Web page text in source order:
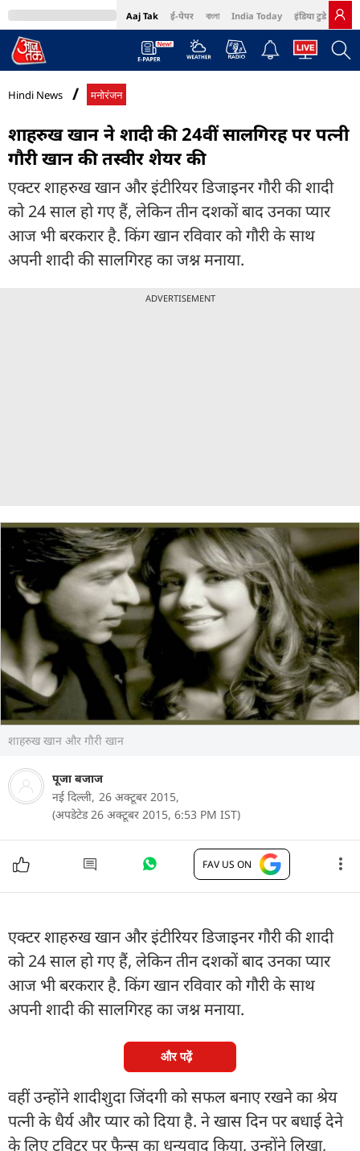
Aaj Tak ई-पेपर বাংলা India Today इंडिया टुडे हिंदी
MumbaiTak Cosmopolitan Harper's Bazaar Northeast
Hindi News मनोरंजन
शाहरुख खान ने शादी की 24वीं सालगिरह पर पत्नी
गौरी खान की तस्वीर शेयर की
एक्टर शाहरुख खान और इंटीरियर डिजाइनर गौरी की शादी
को 24 साल हो गए हैं, लेकिन तीन दशकों बाद उनका प्यार
आज भी बरकरार है. किंग खान रविवार को गौरी के साथ
अपनी शादी की सालगिरह का जश्न मनाया.
ADVERTISEMENT
शाहरुख खान और गौरी खान
पूजा बजाज
नई दिल्ली, 26 अक्टूबर 2015,
(अपडेटेड 26 अक्टूबर 2015, 6:53 PM IST)
FAV US ON
एक्टर शाहरुख खान और इंटीरियर डिजाइनर गौरी की शादी
को 24 साल हो गए हैं, लेकिन तीन दशकों बाद उनका प्यार
आज भी बरकरार है. किंग खान रविवार को गौरी के साथ
अपनी शादी की सालगिरह का जश्न मनाया.
और पढ़ें
वहीं उन्होंने शादीशुदा जिंदगी को सफल बनाए रखने का श्रेय
पत्नी के धैर्य और प्यार को दिया है. ने खास दिन पर बधाई देने
के लिए ट्विटर पर फैन्स का धन्यवाद किया, उन्होंने लिखा,